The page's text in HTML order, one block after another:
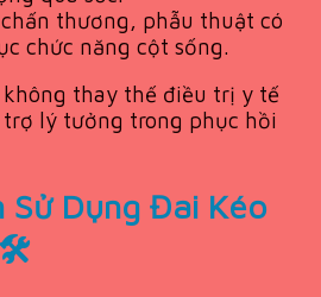
thương, phẫu thuật có
chức năng cột sống.
không thay thế điều trị y tế
lý tưởng trong phục hồi
Sử Dụng Đai Kéo
🛠️